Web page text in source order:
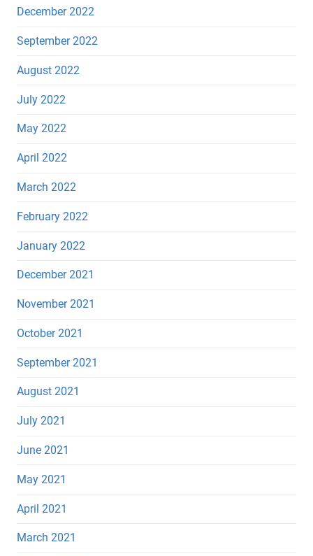
December 2022
September 2022
August 2022
July 2022
May 2022
April 2022
March 2022
February 2022
January 2022
December 2021
November 2021
October 2021
September 2021
August 2021
July 2021
June 2021
May 2021
April 2021
March 2021